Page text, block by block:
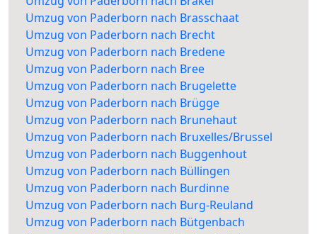
Umzug von Paderborn nach Brasschaat
Umzug von Paderborn nach Brecht
Umzug von Paderborn nach Bredene
Umzug von Paderborn nach Bree
Umzug von Paderborn nach Brugelette
Umzug von Paderborn nach Brügge
Umzug von Paderborn nach Brunehaut
Umzug von Paderborn nach Bruxelles/Brussel
Umzug von Paderborn nach Buggenhout
Umzug von Paderborn nach Büllingen
Umzug von Paderborn nach Burdinne
Umzug von Paderborn nach Burg-Reuland
Umzug von Paderborn nach Bütgenbach